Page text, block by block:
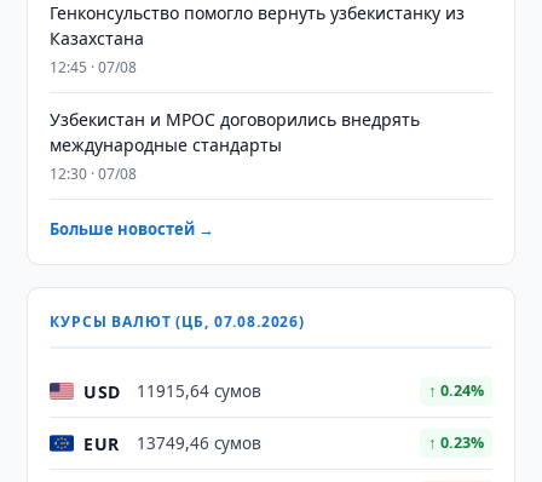
Генконсульство помогло вернуть узбекистанку из
Казахстана
12:45 · 07/08
Узбекистан и MPOC договорились внедрять
международные стандарты
12:30 · 07/08
Больше новостей →
КУРСЫ ВАЛЮТ (ЦБ, 07.08.2026)
USD 11915,64 сумов ↑ 0.24%
EUR 13749,46 сумов ↑ 0.23%